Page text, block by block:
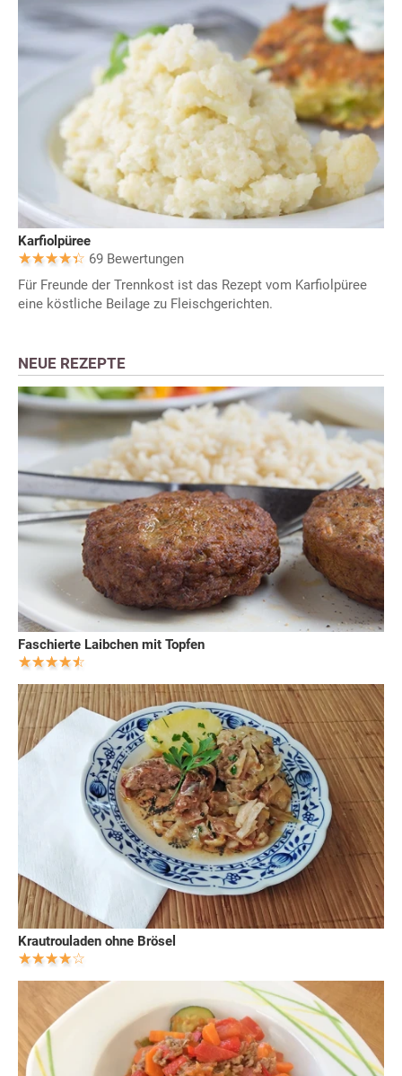
Karfiolpüree
69 Bewertungen
Für Freunde der Trennkost ist das Rezept vom Karfiolpüree
eine köstliche Beilage zu Fleischgerichten.
NEUE REZEPTE
Faschierte Laibchen mit Topfen
Krautrouladen ohne Brösel